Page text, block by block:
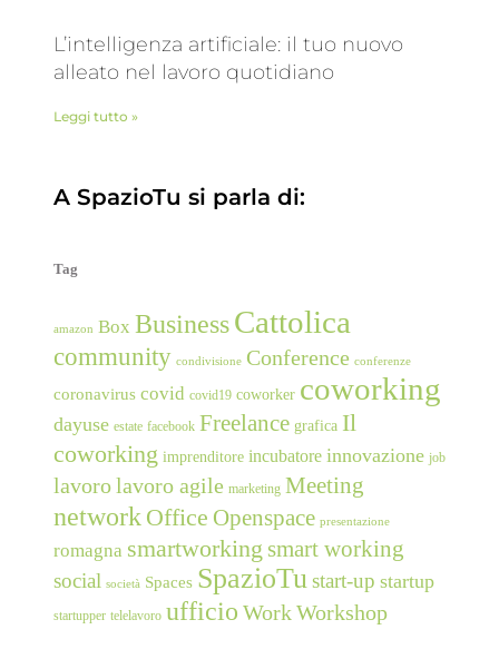
L’intelligenza artificiale: il tuo nuovo
alleato nel lavoro quotidiano
Leggi tutto »
A SpazioTu si parla di:
Tag
amazon Box BusinessCattolica
community condivisione Conference conferenze
coronavirus covid covid19 coworker coworking
dayuse estate facebook Freelance grafica Il
coworking imprenditore incubatore innovazione job
lavorolavoro agile marketing Meeting
network Office Openspace presentazione
romagna smartworking smart working
social società Spaces SpazioTu start-up startup
startupper telelavoro ufficio WorkWorkshop